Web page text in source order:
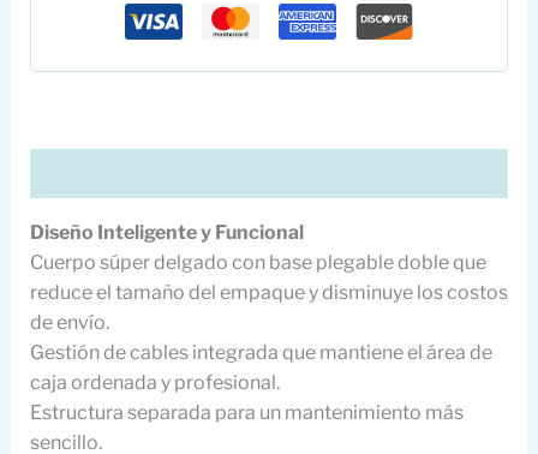
Diseño Inteligente y Funcional
Cuerpo súper delgado con base plegable doble que
reduce el tamaño del empaque y disminuye los costos
de envío.
Gestión de cables integrada que mantiene el área de
caja ordenada y profesional.
Estructura separada para un mantenimiento más
sencillo.